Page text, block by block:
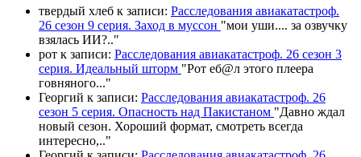
твердый хлеб к записи: Расследования авиакатастроф.
26 сезон 9 серия. Заход в муссон "мои уши.... за озвучку
взялась ИИ?.."
рот к записи: Расследования авиакатастроф. 26 сезон 3
серия. Идеальный шторм "Рот еб@л этого плеера
говняного..."
Георгий к записи: Расследования авиакатастроф. 26
сезон 5 серия. Опасность над Пакистаном "Давно ждал
новый сезон. Хороший формат, смотреть всегда
интересно,.."